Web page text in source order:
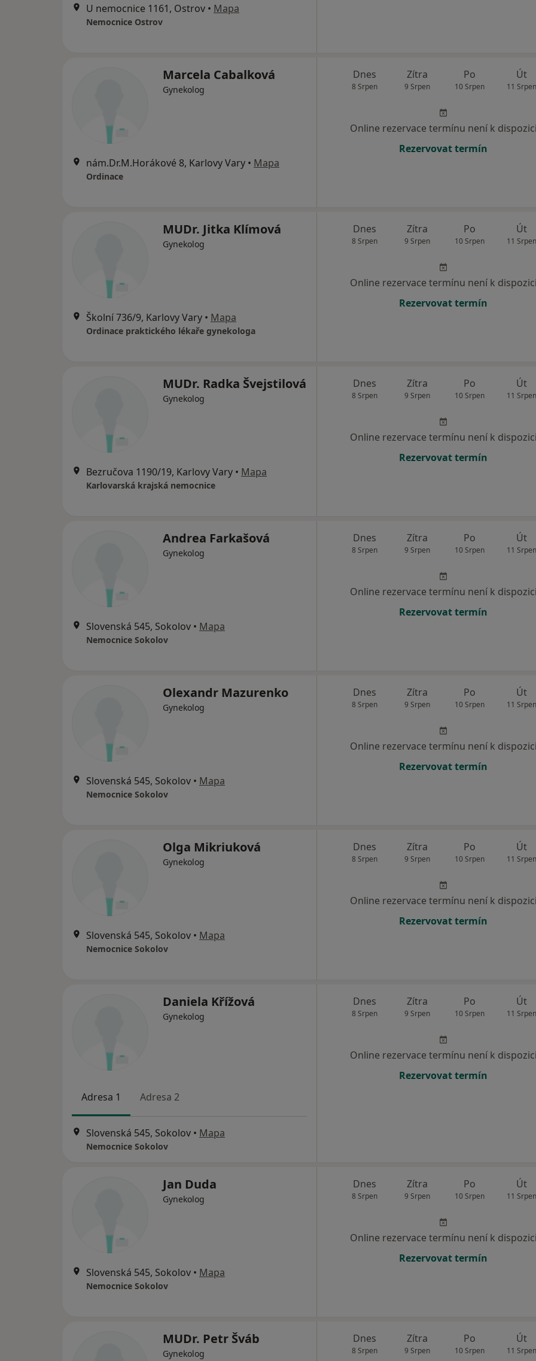
U nemocnice 1161, Ostrov • Mapa
Nemocnice Ostrov
Marcela Cabalková
Gynekolog
nám.Dr.M.Horákové 8, Karlovy Vary • Mapa
Ordinace
Dnes
8 Srpen
Zítra
9 Srpen
Po
10 Srpen
Út
11 Srpen
Online rezervace termínu není k dispozici
Rezervovat termín
MUDr. Jitka Klímová
Gynekolog
Školní 736/9, Karlovy Vary • Mapa
Ordinace praktického lékaře gynekologa
Dnes
8 Srpen
Zítra
9 Srpen
Po
10 Srpen
Út
11 Srpen
Online rezervace termínu není k dispozici
Rezervovat termín
MUDr. Radka Švejstilová
Gynekolog
Bezručova 1190/19, Karlovy Vary • Mapa
Karlovarská krajská nemocnice
Dnes
8 Srpen
Zítra
9 Srpen
Po
10 Srpen
Út
11 Srpen
Online rezervace termínu není k dispozici
Rezervovat termín
Andrea Farkašová
Gynekolog
Slovenská 545, Sokolov • Mapa
Nemocnice Sokolov
Dnes
8 Srpen
Zítra
9 Srpen
Po
10 Srpen
Út
11 Srpen
Online rezervace termínu není k dispozici
Rezervovat termín
Olexandr Mazurenko
Gynekolog
Slovenská 545, Sokolov • Mapa
Nemocnice Sokolov
Dnes
8 Srpen
Zítra
9 Srpen
Po
10 Srpen
Út
11 Srpen
Online rezervace termínu není k dispozici
Rezervovat termín
Olga Mikriuková
Gynekolog
Slovenská 545, Sokolov • Mapa
Nemocnice Sokolov
Dnes
8 Srpen
Zítra
9 Srpen
Po
10 Srpen
Út
11 Srpen
Online rezervace termínu není k dispozici
Rezervovat termín
Daniela Křížová
Gynekolog
Adresa 1 Adresa 2
Slovenská 545, Sokolov • Mapa
Nemocnice Sokolov
Dnes
8 Srpen
Zítra
9 Srpen
Po
10 Srpen
Út
11 Srpen
Online rezervace termínu není k dispozici
Rezervovat termín
Jan Duda
Gynekolog
Slovenská 545, Sokolov • Mapa
Nemocnice Sokolov
Dnes
8 Srpen
Zítra
9 Srpen
Po
10 Srpen
Út
11 Srpen
Online rezervace termínu není k dispozici
Rezervovat termín
MUDr. Petr Šváb
Gynekolog
Dnes
8 Srpen
Zítra
9 Srpen
Po
10 Srpen
Út
11 Srpen